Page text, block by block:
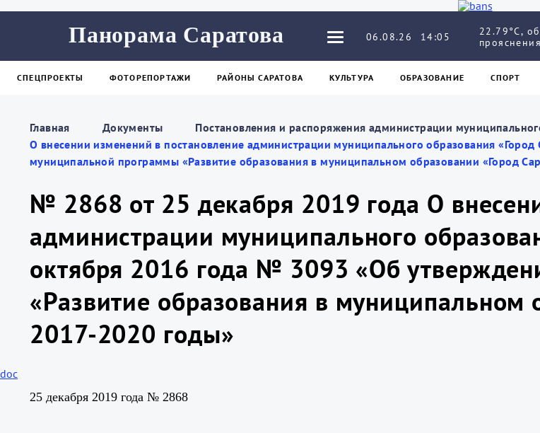
Панорама Саратова 06.08.26 14:05
22.79°C,
СПЕЦПРОЕКТЫ ФОТОРЕПОРТАЖИ РАЙОНЫ САРАТОВА КУЛЬТУРА ОБРАЗОВАНИЕ СПОРТ
Главная Документы Постановления и распоряжения администрации
О внесении изменений в постановление администрации муниципального образования
муниципальной программы «Развитие образования в муниципальном образовании «Город
№ 2868 от 25 декабря 2019 года О
администрации муниципального
октября 2016 года № 3093 «Об
«Развитие образования в муниципальном
2017-2020 годы»
doc
25 декабря 2019 года № 2868